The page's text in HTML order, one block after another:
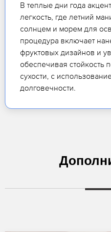
В теплые дни года
легкость, где летний
солнцем и морем для
процедура включает
фруктовых дизайнов и
обеспечивая стойкость
сухости, с
долговечности.